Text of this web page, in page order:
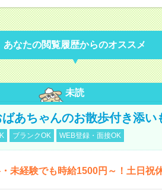
あなたの閲覧履歴からのオススメ
未読
ばあちゃんのお散歩付き添い
ブランクOK WEB登録・面接OK
経験でも時給1500円～！土日祝休